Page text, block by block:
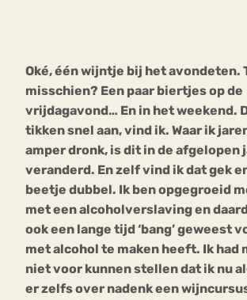
Oké, één wijntje bij het avondeten.
misschien? Een paar biertjes op de
vrijdagavond… En in het weekend.
tikken snel aan, vind ik. Waar ik
amper dronk, is dit in de afgelopen
veranderd. En zelf vind ik dat gek
beetje dubbel. Ik ben opgegroeid
met een alcoholverslaving en
ook een lange tijd ‘bang’ geweest
met alcohol te maken heeft. Ik had
niet voor kunnen stellen dat ik nu
er zelfs over nadenk een
Forum
mia
Nerv
osa
Eetstoornis
Eetbuien Piekeren Sport
Orthorexia
Afvallen